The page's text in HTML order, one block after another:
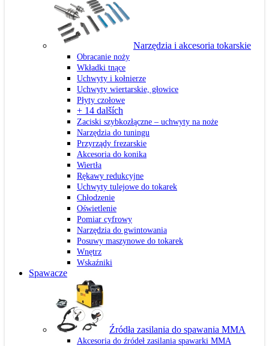
Narzędzia i akcesoria tokarskie
Obracanie noży
Wkładki tnące
Uchwyty i kołnierze
Uchwyty wiertarskie, głowice
Płyty czołowe
+ 14 dalších
Zaciski szybkozłączne – uchwyty na noże
Narzędzia do tuningu
Przyrządy frezarskie
Akcesoria do konika
Wiertła
Rękawy redukcyjne
Uchwyty tulejowe do tokarek
Chłodzenie
Oświetlenie
Pomiar cyfrowy
Narzędzia do gwintowania
Posuwy maszynowe do tokarek
Wnętrz
Wskaźniki
Spawacze
Źródła zasilania do spawania MMA
Akcesoria do źródeł zasilania spawarki MMA